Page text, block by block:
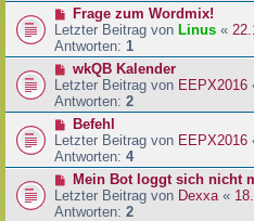
Frage zum Wordmix!
Letzter Beitrag von Linus «
Antworten: 1
wkQB Kalender
Letzter Beitrag von EEPX2016
Antworten: 2
Befehl
Letzter Beitrag von EEPX2016
Antworten: 4
Mein Bot loggt sich nicht
Letzter Beitrag von Dexxa «
Antworten: 2